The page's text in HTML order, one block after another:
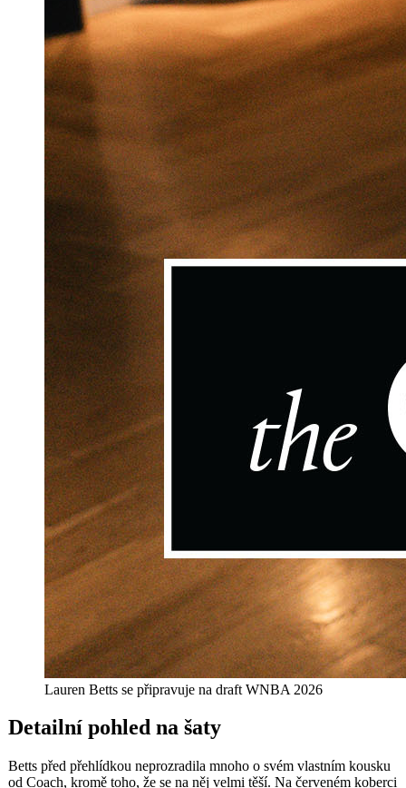
Lauren Betts se připravuje na draft WNBA 2026
Detailní pohled na šaty
Betts před přehlídkou neprozradila mnoho o svém vlastním kousku
od Coach, kromě toho, že se na něj velmi těší. Na červeném koberci